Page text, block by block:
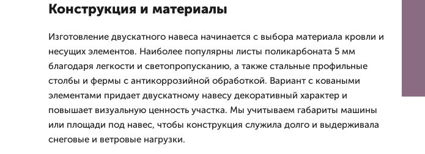
Конструкция и материалы
Изготовление двускатного навеса начинается с выбора материала кровли и
несущих элементов. Наиболее популярны листы поликарбоната 5 мм
благодаря легкости и светопропусканию, а также стальные профильные
столбы и фермы с антикоррозийной обработкой. Вариант с коваными
элементами придает двускатному навесу декоративный характер и
повышает визуальную ценность участка. Мы учитываем габариты машины
или площади под навес, чтобы конструкция служила долго и выдерживала
снеговые и ветровые нагрузки.